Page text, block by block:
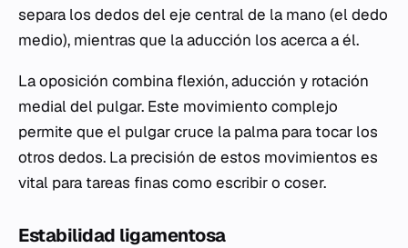
separa los dedos del eje central de la mano (el dedo
medio), mientras que la aducción los acerca a él.
La oposición combina flexión, aducción y rotación
medial del pulgar. Este movimiento complejo
permite que el pulgar cruce la palma para tocar los
otros dedos. La precisión de estos movimientos es
vital para tareas finas como escribir o coser.
Estabilidad ligamentosa